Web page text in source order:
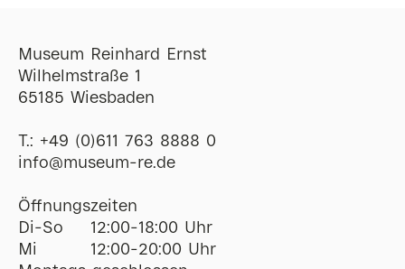
Museum Reinhard Ernst
Wilhelmstraße 1
65185 Wiesbaden
T.: +49 (0)611 763 8888 0
ofni@museum-re de
Öffnungszeiten
Di-So
12:00-18:00 Uhr
Mi
12:00-20:00 Uhr